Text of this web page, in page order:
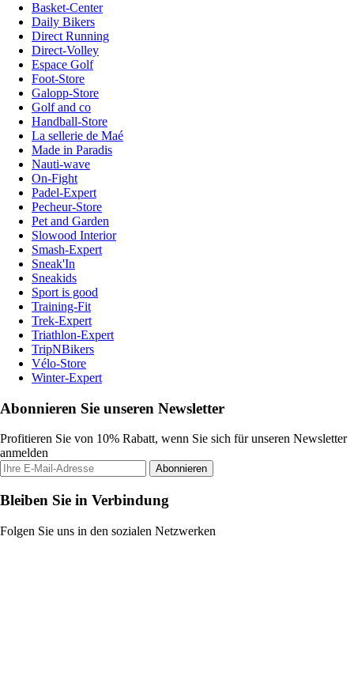
Basket-Center
Daily Bikers
Direct Running
Direct-Volley
Espace Golf
Foot-Store
Galopp-Store
Golf and co
Handball-Store
La sellerie de Maé
Made in Paradis
Nauti-wave
On-Fight
Padel-Expert
Pecheur-Store
Pet and Garden
Slowood Interior
Smash-Expert
Sneak'In
Sneakids
Sport is good
Training-Fit
Trek-Expert
Triathlon-Expert
TripNBikers
Vélo-Store
Winter-Expert
Abonnieren Sie unseren Newsletter
Profitieren Sie von 10% Rabatt, wenn Sie sich für unseren Newsletter
anmelden
Abonnieren
Bleiben Sie in Verbindung
Folgen Sie uns in den sozialen Netzwerken